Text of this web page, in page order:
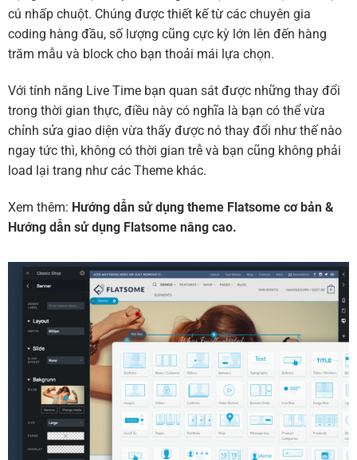
cú nhấp chuột. Chúng được thiết kế từ các chuyên gia
coding hàng đầu, số lượng cũng cực kỳ lớn lên đến hàng
trăm mẫu và block cho bạn thoải mái lựa chọn.
Với tính năng Live Time bạn quan sát được những thay đổi
trong thời gian thực, điều này có nghĩa là bạn có thể vừa
chỉnh sửa giao diện vừa thấy được nó thay đổi như thế nào
ngay tức thì, không có thời gian trễ và bạn cũng không phải
load lại trang như các Theme khác.
Xem thêm: Hướng dẫn sử dụng theme Flatsome cơ bản &
Hướng dẫn sử dụng Flatsome nâng cao.